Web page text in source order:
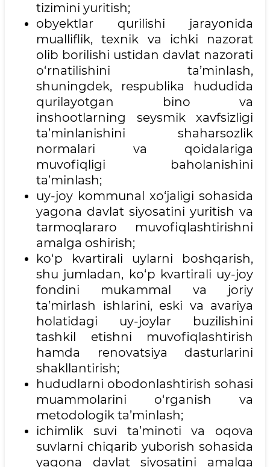
tizimini yuritish;
obyektlar qurilishi jarayonida
mualliflik, texnik va ichki nazorat
olib borilishi ustidan davlat nazorati
o‘rnatilishini ta’minlash,
shuningdek, respublika hududida
qurilayotgan bino va
inshootlarning seysmik xavfsizligi
ta’minlanishini shaharsozlik
normalari va qoidalariga
muvofiqligi baholanishini
ta’minlash;
uy-joy kommunal xo‘jaligi sohasida
yagona davlat siyosatini yuritish va
tarmoqlararo muvofiqlashtirishni
amalga oshirish;
ko‘p kvartirali uylarni boshqarish,
shu jumladan, ko‘p kvartirali uy-joy
fondini mukammal va joriy
ta’mirlash ishlarini, eski va avariya
holatidagi uy-joylar buzilishini
tashkil etishni muvofiqlashtirish
hamda renovatsiya dasturlarini
shakllantirish;
hududlarni obodonlashtirish sohasi
muammolarini o‘rganish va
metodologik ta’minlash;
ichimlik suvi ta’minoti va oqova
suvlarni chiqarib yuborish sohasida
yagona davlat siyosatini amalga